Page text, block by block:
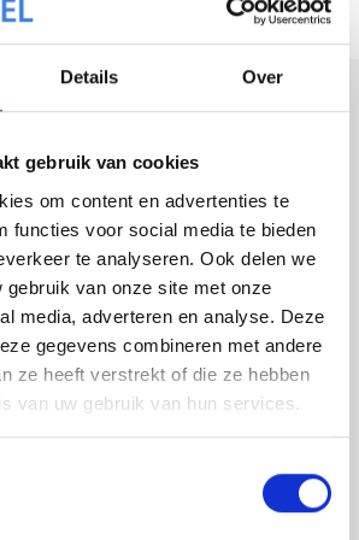
Details Over
gebruik van cookies
om content en advertenties te
functies voor social media te bieden
te analyseren. Ook delen we
gebruik van onze site met onze
media, adverteren en analyse. Deze
gegevens combineren met andere
ze heeft verstrekt of die ze hebben
van uw gebruik van hun services.